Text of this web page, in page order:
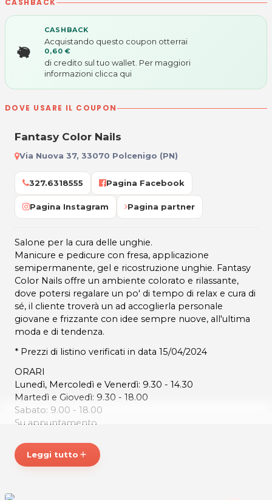
CASHBACK
CASHBACK
Acquistando questo coupon otterrai
0,60 €
di credito sul tuo wallet. Per maggiori
informazioni clicca qui
DOVE USARE IL COUPON
Fantasy Color Nails
Via Nuova 37, 33070 Polcenigo (PN)
327.6318555 Pagina Facebook
Pagina Instagram Pagina partner
Salone per la cura delle unghie.
Manicure e pedicure con fresa, applicazione
semipermanente, gel e ricostruzione unghie. Fantasy
Color Nails offre un ambiente colorato e rilassante,
dove potersi regalare un po' di tempo di relax e cura di
sé, il cliente troverà un ad accoglierla personale
giovane e frizzante con idee sempre nuove, all'ultima
moda e di tendenza.
* Prezzi di listino verificati in data 15/04/2024
ORARI
Lunedì, Mercoledì e Venerdì: 9.30 - 14.30
Martedì e Giovedì: 9.30 - 18.00
Sabato: 9.00 - 18.00
Su appuntamento.
FANTASY COLOR NAILS di Giulia Lunetta
Via Nuova, 37
33070 Polcenigo fraz. San Giovanni (PN)
Leggi tutto add